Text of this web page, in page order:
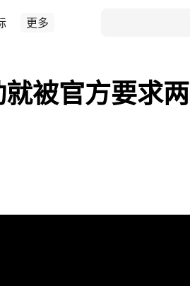
更多
被官方要求两